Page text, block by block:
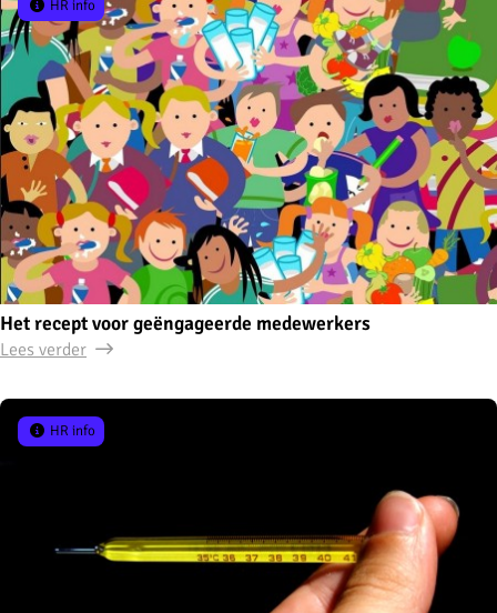
Het recept voor geëngageerde medewerkers
HR info
Lees verder
HR info